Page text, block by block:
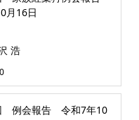
月16日
浩
0
例会報告 令和7年10